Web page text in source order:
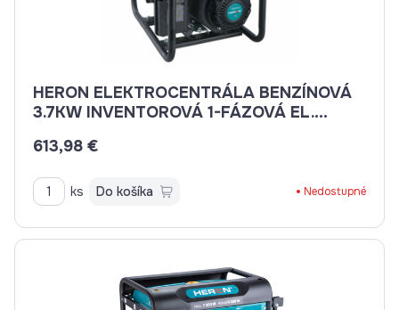
HERON ELEKTROCENTRÁLA BENZÍNOVÁ
3.7KW INVENTOROVÁ 1-FÁZOVÁ EL.
613,98 €
ks Do košíka Nedostupné